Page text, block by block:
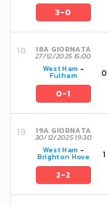
3-0
18A GIORNATA
27/12/2025 15:00
West Ham -
Fulham
0-1
0
19A GIORNATA
30/12/2025 19:30
West Ham -
Brighton Hove
2-2
1